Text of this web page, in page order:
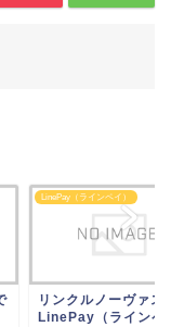
LinePay（ラインペイ）
TVセッター壁美人
スタイルでLinePay